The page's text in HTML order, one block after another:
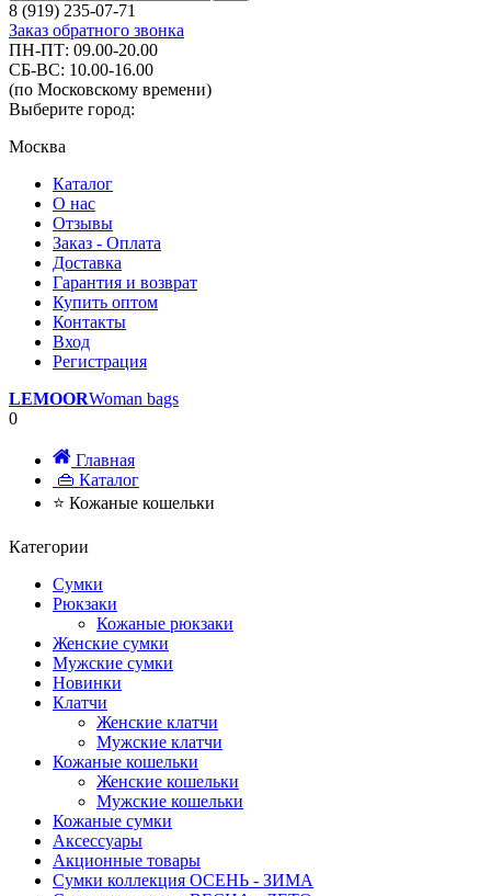
8 (919) 235-07-71
Заказ обратного звонка
ПН-ПТ: 09.00-20.00
СБ-ВС: 10.00-16.00
(по Московскому времени)
Выберите город:
Москва
Каталог
О нас
Отзывы
Заказ - Оплата
Доставка
Гарантия и возврат
Купить оптом
Контакты
Вход
Регистрация
LEMOORWoman bags
0
Главная
👜 Каталог
⭐ Кожаные кошельки
Категории
Сумки
Рюкзаки
Кожаные рюкзаки
Женские сумки
Мужские сумки
Новинки
Клатчи
Женские клатчи
Мужские клатчи
Кожаные кошельки
Женские кошельки
Мужские кошельки
Кожаные сумки
Аксессуары
Акционные товары
Сумки коллекция ОСЕНЬ - ЗИМА